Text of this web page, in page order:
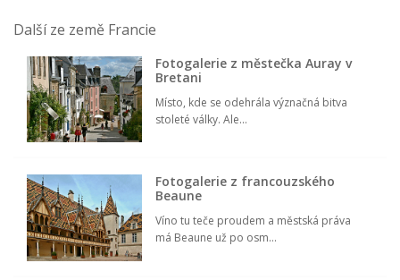
Další ze země Francie
Fotogalerie z městečka Auray v
Bretani
Místo, kde se odehrála význačná bitva
stoleté války. Ale...
Fotogalerie z francouzského
Beaune
Víno tu teče proudem a městská práva
má Beaune už po osm...